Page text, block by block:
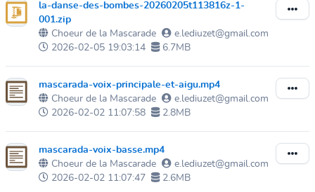
la-danse-des-bombes-20260205t113816z-1-
001.zip
Choeur de la Mascarade
e.lediuzet@gmail.com
2026-02-05 19:03:14
6.7MB
mascarada-voix-principale-et-aigu.mp4
Choeur de la Mascarade
e.lediuzet@gmail.com
2026-02-02 11:07:58
2.8MB
mascarada-voix-basse.mp4
Choeur de la Mascarade
e.lediuzet@gmail.com
2026-02-02 11:07:47
2.6MB